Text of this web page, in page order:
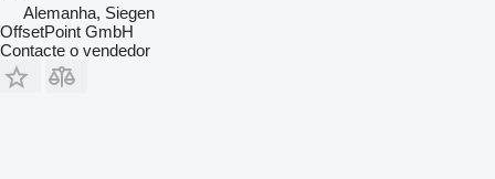
Alemanha, Siegen
OffsetPoint GmbH
Contacte o vendedor